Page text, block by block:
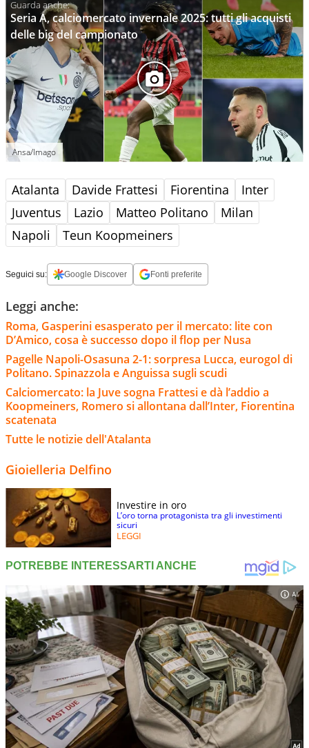
Seria A, calciomercato invernale 2025: tutti gli acquisti
delle big del campionato
Ansa/Imago
Atalanta Davide Frattesi Fiorentina
Inter
Juventus
Lazio Matteo Politano
Milan
Napoli
Teun Koopmeiners
Seguici su: Google Discover Fonti preferite
Leggi anche:
Roma, Gasperini esasperato per il mercato: lite con
D’Amico, cosa è successo dopo il flop per Nusa
Pagelle Napoli-Osasuna 2-1: sorpresa Lucca, eurogol di
Politano. Spinazzola e Anguissa sugli scudi
Calciomercato: la Juve sogna Frattesi e dà l’addio a
Koopmeiners, Romero si allontana dall’Inter, Fiorentina
scatenata
Tutte le notizie dell'Atalanta
Gioielleria Delfino
Investire in oro
L’oro torna protagonista tra gli investimenti
sicuri
LEGGI